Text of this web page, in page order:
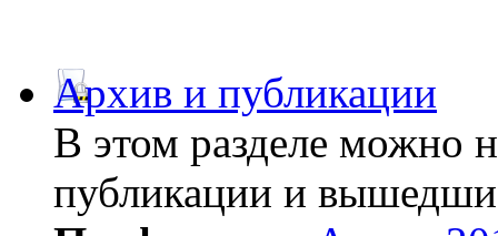
Архив и публикации
В этом разделе можно
публикации и